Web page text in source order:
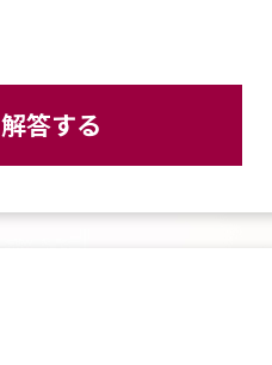
解答する